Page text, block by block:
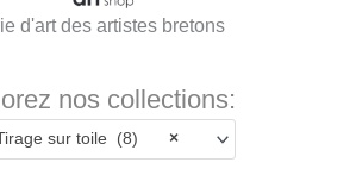
d'art des artistes bretons
nos collections:
×
sur toile (8)